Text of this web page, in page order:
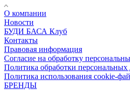
О компании
Новости
БУДИ БАСА Клуб
Контакты
Правовая информация
Согласие на обработку
Политика обработки
Политика использования cookie-
БРЕНДЫ